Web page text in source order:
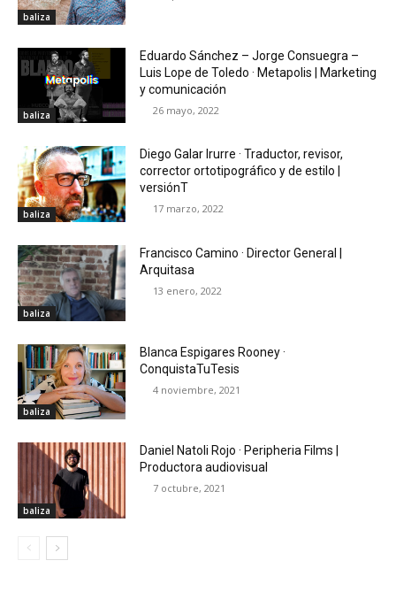
baliza
baliza
Eduardo Sánchez – Jorge Consuegra –
Luis Lope de Toledo · Metapolis | Marketing
y comunicación
26 mayo, 2022
baliza
Diego Galar Irurre · Traductor, revisor,
corrector ortotipográfico y de estilo |
versiónT
17 marzo, 2022
baliza
Francisco Camino · Director General |
Arquitasa
13 enero, 2022
baliza
Blanca Espigares Rooney ·
ConquistaTuTesis
4 noviembre, 2021
baliza
Daniel Natoli Rojo · Peripheria Films |
Productora audiovisual
7 octubre, 2021